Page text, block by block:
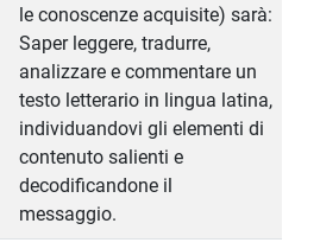
le conoscenze acquisite) sarà:
Saper leggere, tradurre,
analizzare e commentare un
testo letterario in lingua latina,
individuandovi gli elementi di
contenuto salienti e
decodificandone il
messaggio.